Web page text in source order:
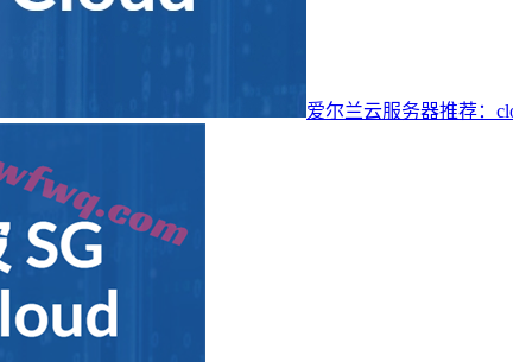
爱尔兰云服务器推荐：